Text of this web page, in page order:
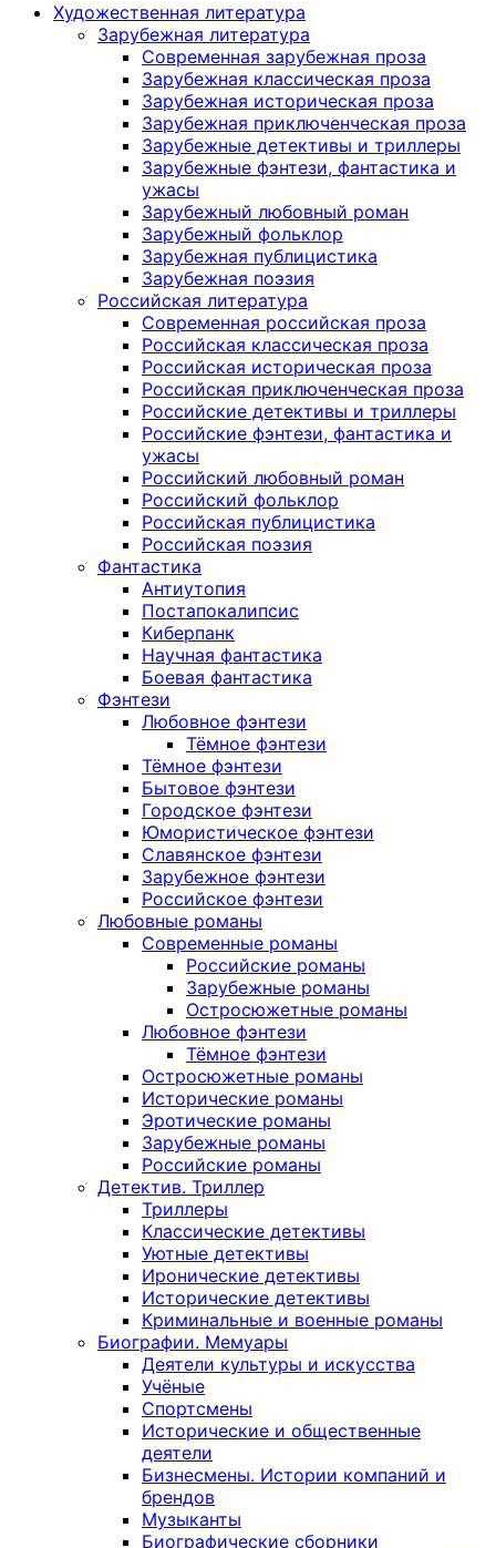
Художественная литература
Зарубежная литература
Современная зарубежная проза
Зарубежная классическая проза
Зарубежная историческая проза
Зарубежная приключенческая проза
Зарубежные детективы и триллеры
Зарубежные фэнтези, фантастика и
ужасы
Зарубежный любовный роман
Зарубежный фольклор
Зарубежная публицистика
Зарубежная поэзия
Российская литература
Современная российская проза
Российская классическая проза
Российская историческая проза
Российская приключенческая проза
Российские детективы и триллеры
Российские фэнтези, фантастика и
ужасы
Российский любовный роман
Российский фольклор
Российская публицистика
Российская поэзия
Фантастика
Антиутопия
Постапокалипсис
Киберпанк
Научная фантастика
Боевая фантастика
Фэнтези
Любовное фэнтези
Тёмное фэнтези
Тёмное фэнтези
Бытовое фэнтези
Городское фэнтези
Юмористическое фэнтези
Славянское фэнтези
Зарубежное фэнтези
Российское фэнтези
Любовные романы
Современные романы
Российские романы
Зарубежные романы
Остросюжетные романы
Любовное фэнтези
Тёмное фэнтези
Остросюжетные романы
Исторические романы
Эротические романы
Зарубежные романы
Российские романы
Детектив. Триллер
Триллеры
Классические детективы
Уютные детективы
Иронические детективы
Исторические детективы
Криминальные и военные романы
Биографии. Мемуары
Деятели культуры и искусства
Учёные
Спортсмены
Исторические и общественные
деятели
Бизнесмены. Истории компаний и
брендов
Музыканты
Биографические сборники